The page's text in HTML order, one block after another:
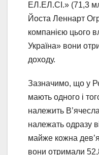
ЕЛ.ЕЛ.СІ.» (71,3
Йоста Леннарт
компанією цього
Україна» вони
доходу.
Зазначимо, що у
мають одного і
належить
належать одразу
майже кожна
вони отримали